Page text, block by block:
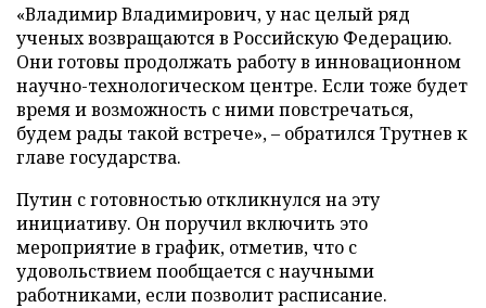
«Владимир Владимирович, у нас целый ряд
ученых возвращаются в Российскую Федерацию.
Они готовы продолжать работу в инновационном
научно-технологическом центре. Если тоже будет
время и возможность с ними повстречаться,
будем рады такой встрече», – обратился Трутнев к
главе государства.
Путин с готовностью откликнулся на эту
инициативу. Он поручил включить это
мероприятие в график, отметив, что с
удовольствием пообщается с научными
работниками, если позволит расписание.